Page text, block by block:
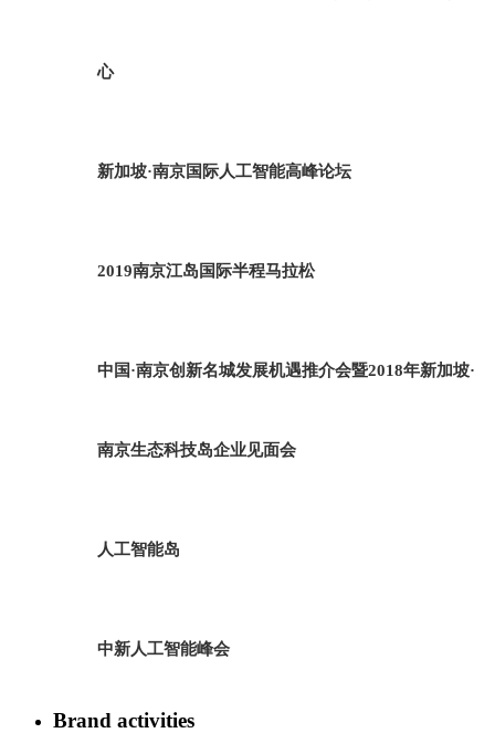
心
新加坡·南京国际人工智能高峰论坛
2019南京江岛国际半程马拉松
中国·南京创新名城发展机遇推介会暨2018年新加坡·
南京生态科技岛企业见面会
人工智能岛
中新人工智能峰会
Brand activities